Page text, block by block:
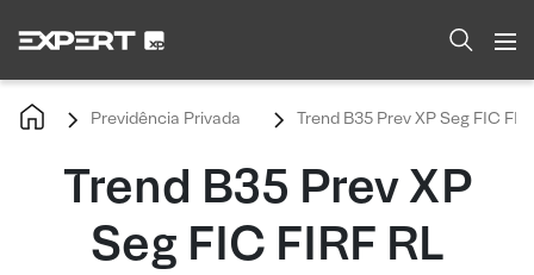
Previdência Privada Trend B35 Prev XP Seg FIC
Trend B35 Prev XP
Seg FIC FIRF RL